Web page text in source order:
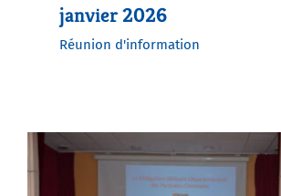
janvier 2026
Réunion d'information